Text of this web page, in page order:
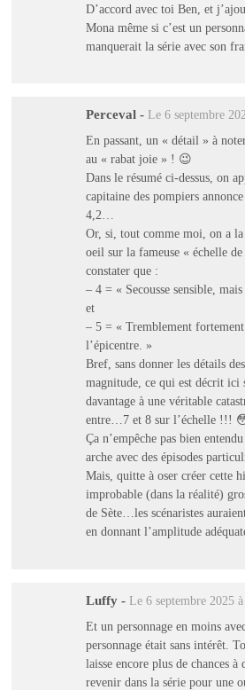
D’accord avec toi Ben, et
Mona même si c’est un
manquerait la série avec son
Perceval - Le 6 septembre
En passant, un « détail » à
au « rabat joie » ! 😉
Dans le résumé ci-dessus, on
capitaine des pompiers
4,2…
Or, si, tout comme moi, on a
oeil sur la fameuse « échelle
constater que :
– 4 = « Secousse sensible, mais
et
– 5 = « Tremblement fortement
l’épicentre. »
Bref, sans donner les détails
magnitude, ce qui est décrit ici
davantage à une véritable
entre…7 et 8 sur l’échelle !!!
Ça n’empêche pas bien
arche avec des épisodes
Mais, quitte à oser créer cette
improbable (dans la réalité)
de Sète…les scénaristes
en donnant l’amplitude
Luffy - Le 6 septembre 2025
Et un personnage en moins
personnage était sans intérêt.
laisse encore plus de chances à
revenir dans la série pour une